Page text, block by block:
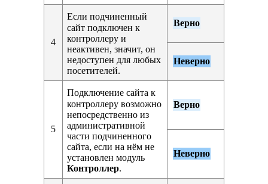
4
Если подчиненный
сайт подключен к
контроллеру и
неактивен, значит, он
недоступен для любых
посетителей.
Верно
Неверно
5
Подключение сайта к
контроллеру возможно
непосредственно из
административной
части подчиненного
сайта, если на нём не
установлен модуль
Контроллер.
Верно
Неверно